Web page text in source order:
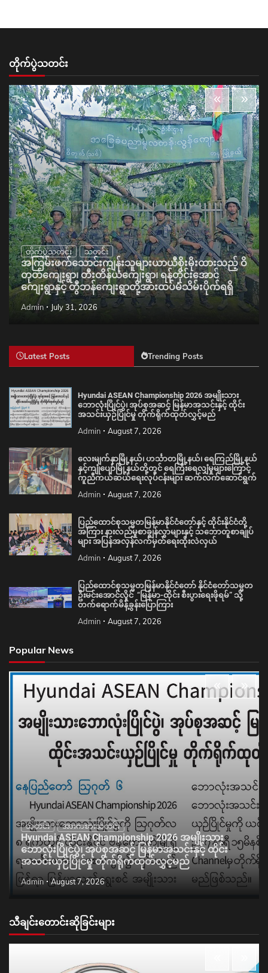
တိုက်ပွဲသတင်း
တိုက်ပွဲသတင်း သတင်း
အကြမ်းဖက်သောင်းကျန်းသူများယာယီစိုးမိုးထားသည့် ဝိ
တုတ်ကျေးရွာ၊ တီးတိန်ယံကျေးရွာ၊ ရန်တိုင်းအောင်
ကျေးရွာနှင့် တွီဘန်ကျေးရွာတို့အားထပ်မံသိမ်းပိုက်ရရှိ
Admin July 31, 2026
Latest Posts Trending Posts
Hyundai ASEAN Championship 2026 အမျိုးသား
ဘောလုံးပြိုင်ပွဲ၊ အုပ်စုအဆင့် မြန်မာအသင်းနှင့် ထိုင်း
အသင်းယှဉ်ပြိုင်မှု တိုက်ရိုက်ထုတ်လွှင့်မည်
Admin August 7, 2026
လေးမျက်နှာမြို့နယ်၊ ဟင်္သာတမြို့နယ်၊ ရေကြည်မြို့နယ်
နှင့်ကျုံပျော်မြို့နယ်တို့တွင် ရေကြီးရေလျှံမှုများကြောင့်
ကူညီကယ်ဆယ်ရေးလုပ်ငန်းများ ဆက်လက်ဆောင်ရွက်
Admin August 7, 2026
ပြည်ထောင်စုသမ္မတမြန်မာနိုင်ငံတော်နှင့် ထိုင်းနိုင်ငံတို့
အကြား နားလည်မှုစာချွန်လွှာများနှင့် သဘောတူစာချုပ်
များ အပြန်အလှန်လက်မှတ်ရေးထိုးလဲလှယ်
Admin August 7, 2026
ပြည်ထောင်စုသမ္မတမြန်မာနိုင်ငံတော် နိုင်ငံတော်သမ္မတ
ဦးမင်းအောင်လှိုင် “မြန်မာ-ထိုင်း စီးပွားရေးဖိုရမ်” သို့
တက်ရောက်မိန့်ခွန်းပြောကြား
Admin August 7, 2026
Popular News
သတင်း အားကစားသတင်း
Hyundai ASEAN Championship 2026 အမျိုးသား
ဘောလုံးပြိုင်ပွဲ၊ အုပ်စုအဆင့် မြန်မာအသင်းနှင့် ထိုင်း
အသင်းယှဉ်ပြိုင်မှု တိုက်ရိုက်ထုတ်လွှင့်မည်
Admin August 7, 2026
သီချင်းတောင်းဆိုခြင်းများ